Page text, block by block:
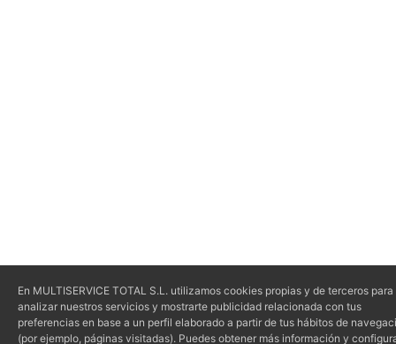
En MULTISERVICE TOTAL S.L. utilizamos cookies propias y de terceros para
analizar nuestros servicios y mostrarte publicidad relacionada con tus
preferencias en base a un perfil elaborado a partir de tus hábitos de
(por ejemplo, páginas visitadas). Puedes obtener más información y